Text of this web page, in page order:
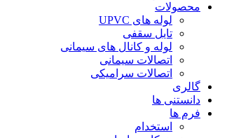
محصولات
لوله های UPVC
تایل سقفی
لوله و کانال های سیمانی
اتصالات سیمانی
اتصالات سرامیکی
گالری
دانستنی ها
فرم ها
استخدام